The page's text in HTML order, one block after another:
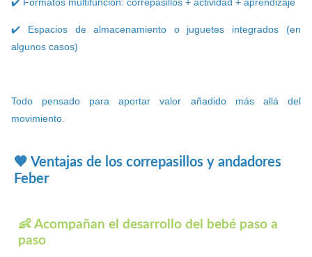
✔️ Espacios de almacenamiento o juguetes integrados (en
algunos casos)
Todo pensado para aportar valor añadido más allá del
movimiento.
🧡 Ventajas de los correpasillos y andadores
Feber
👶 Acompañan el desarrollo del bebé paso a
paso